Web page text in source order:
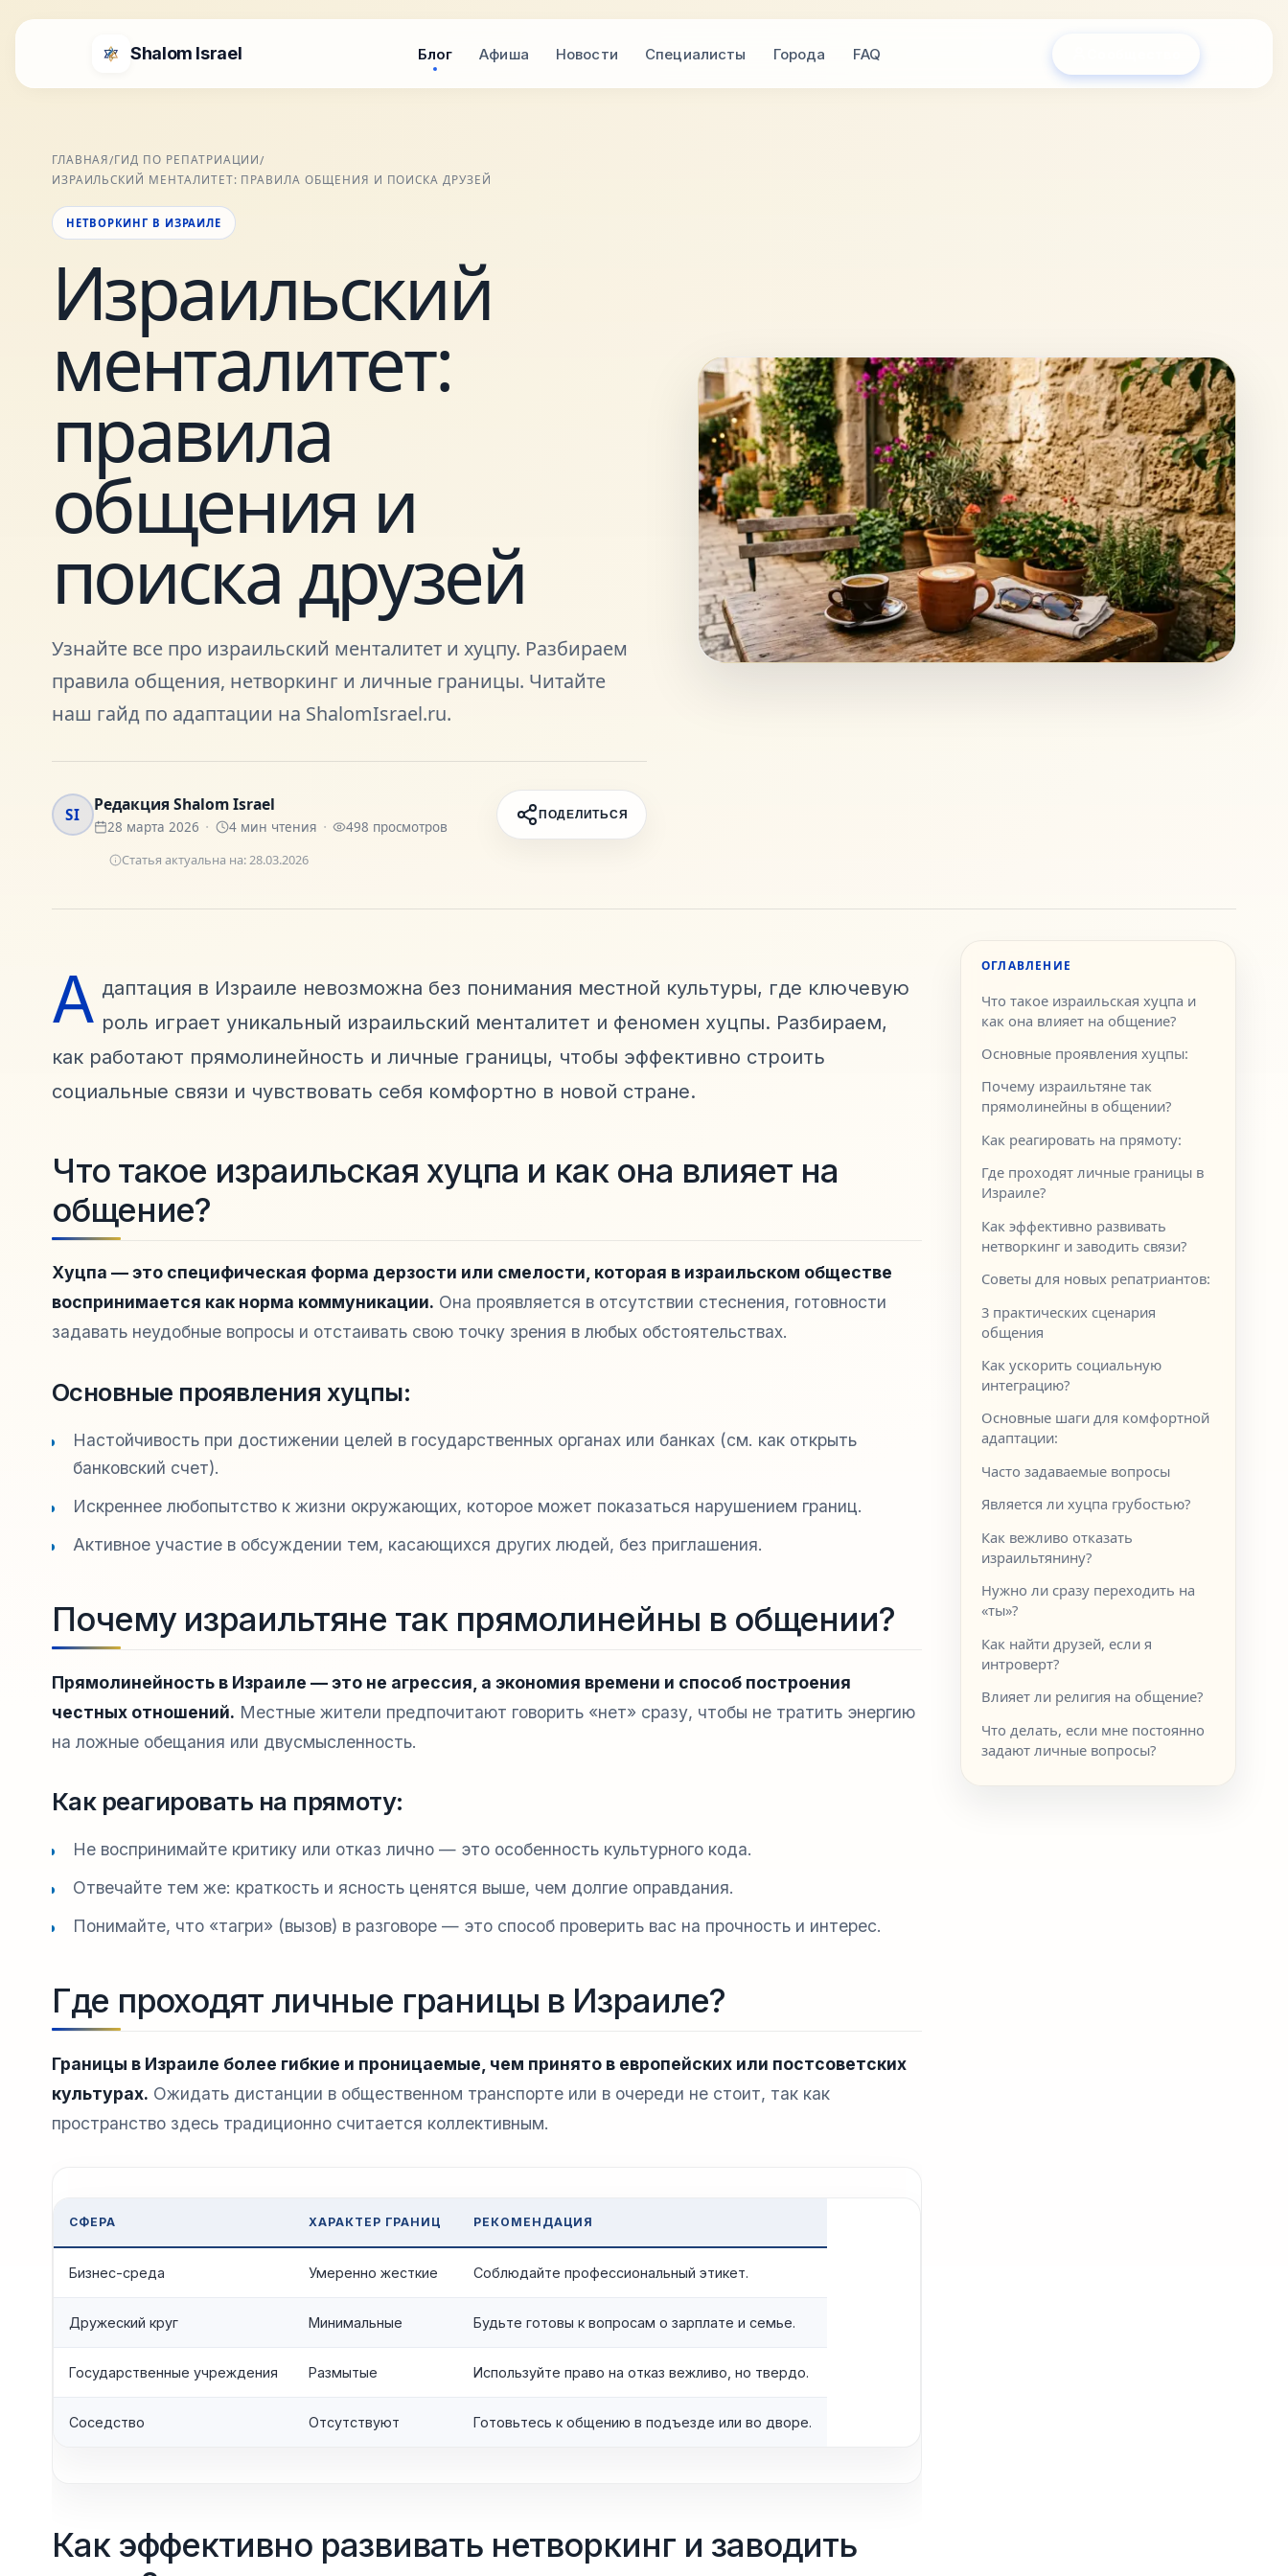
Shalom Israel Блог Афиша Новости Специалисты Города FAQ
ГЛАВНАЯ/ГИД ПО РЕПАТРИАЦИИ/
ИЗРАИЛЬСКИЙ МЕНТАЛИТЕТ: ПРАВИЛА ОБЩЕНИЯ И ПОИСКА ДРУЗЕЙ
НЕТВОРКИНГ В ИЗРАИЛЕ
Израильский
менталитет:
правила
общения и
поиска друзей
Узнайте все про израильский менталитет и хуцпу. Разбираем
правила общения, нетворкинг и личные границы. Читайте
наш гайд по адаптации на ShalomIsrael.ru.
SI Редакция Shalom Israel
28 марта 2026 4мин чтения 498 просмотров
ПОДЕЛИТЬСЯ
Статья актуальна на:28.03.2026
А даптация в Израиле невозможна без понимания местной культуры, где ключевую
роль играет уникальный израильский менталитет и феномен хуцпы. Разбираем,
как работают прямолинейность и личные границы, чтобы эффективно строить
социальные связи и чувствовать себя комфортно в новой стране.
Что такое израильская хуцпа и как она влияет на
общение?
Хуцпа — это специфическая форма дерзости или смелости, которая в израильском обществе
воспринимается как норма коммуникации. Она проявляется в отсутствии стеснения, готовности
задавать неудобные вопросы и отстаивать свою точку зрения в любых обстоятельствах.
Основные проявления хуцпы:
Настойчивость при достижении целей в государственных органах или банках (см. как открыть
банковский счет).
Искреннее любопытство к жизни окружающих, которое может показаться нарушением границ.
Активное участие в обсуждении тем, касающихся других людей, без приглашения.
Почему израильтяне так прямолинейны в общении?
Прямолинейность в Израиле — это не агрессия, а экономия времени и способ построения
честных отношений. Местные жители предпочитают говорить «нет» сразу, чтобы не тратить энергию
на ложные обещания или двусмысленность.
Как реагировать на прямоту:
Не воспринимайте критику или отказ лично — это особенность культурного кода.
Отвечайте тем же: краткость и ясность ценятся выше, чем долгие оправдания.
Понимайте, что «тагри» (вызов) в разговоре — это способ проверить вас на прочность и интерес.
Где проходят личные границы в Израиле?
Границы в Израиле более гибкие и проницаемые, чем принято в европейских или постсоветских
культурах. Ожидать дистанции в общественном транспорте или в очереди не стоит, так как
пространство здесь традиционно считается коллективным.
СФЕРА ХАРАКТЕР ГРАНИЦ РЕКОМЕНДАЦИЯ
Бизнес-среда Умеренно жесткие Соблюдайте профессиональный этикет.
Дружеский круг Минимальные Будьте готовы к вопросам о зарплате и семье.
Государственные учреждения Размытые Используйте право на отказ вежливо, но твердо.
Соседство Отсутствуют Готовьтесь к общению в подъезде или во дворе.
Как эффективно развивать нетворкинг и заводить
ОГЛАВЛЕНИЕ
Что такое израильская хуцпа и
как она влияет на общение?
Основные проявления хуцпы:
Почему израильтяне так
прямолинейны в общении?
Как реагировать на прямоту:
Где проходят личные границы в
Израиле?
Как эффективно развивать
нетворкинг и заводить связи?
Советы для новых репатриантов:
3 практических сценария
общения
Как ускорить социальную
интеграцию?
Основные шаги для комфортной
адаптации:
Часто задаваемые вопросы
Является ли хуцпа грубостью?
Как вежливо отказать
израильтянину?
Нужно ли сразу переходить на
«ты»?
Как найти друзей, если я
интроверт?
Влияет ли религия на общение?
Что делать, если мне постоянно
задают личные вопросы?